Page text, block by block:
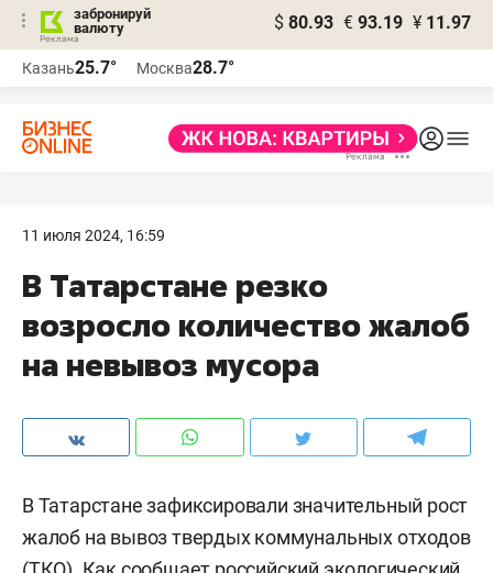
забронируй
валюту
$ 80.93 € 93.19 ¥ 11.97
Казань25.7° Москва28.7°
11 июля 2024, 16:59
В Татарстане резко
возросло количество жалоб
на невывоз мусора
В Татарстане зафиксировали значительный рост
жалоб на вывоз твердых коммунальных отходов